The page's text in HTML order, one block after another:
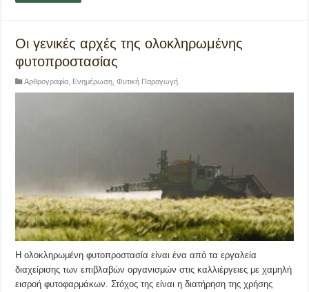
Οι γενικές αρχές της ολοκληρωμένης
φυτοπροστασίας
Αρθρογραφία Ενημέρωση ,Φυτική Παραγωγή
Η ολοκληρωμένη φυτοπροστασία είναι ένα από τα εργαλεία
διαχείρισης των επιβλαβών οργανισμών στις καλλιέργειες με χαμηλή
εισροή φυτοφαρμάκων. Στόχος της είναι η διατήρηση της χρήσης